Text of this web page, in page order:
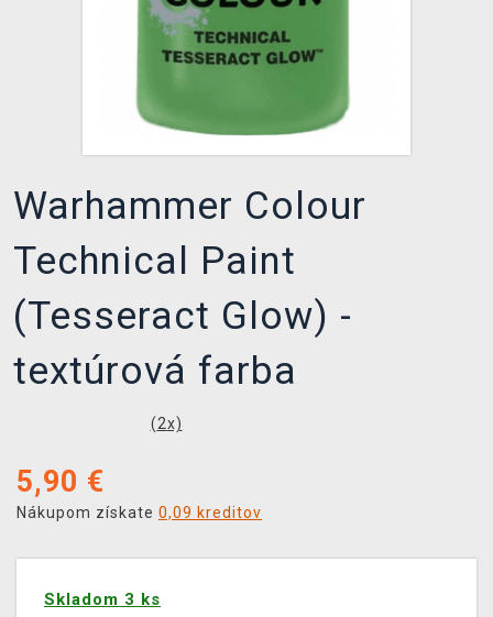
Warhammer Colour
Technical Paint
(Tesseract Glow) -
textúrová farba
(2x)
5,90 €
Nákupom získate 0,09 kreditov
Skladom 3 ks